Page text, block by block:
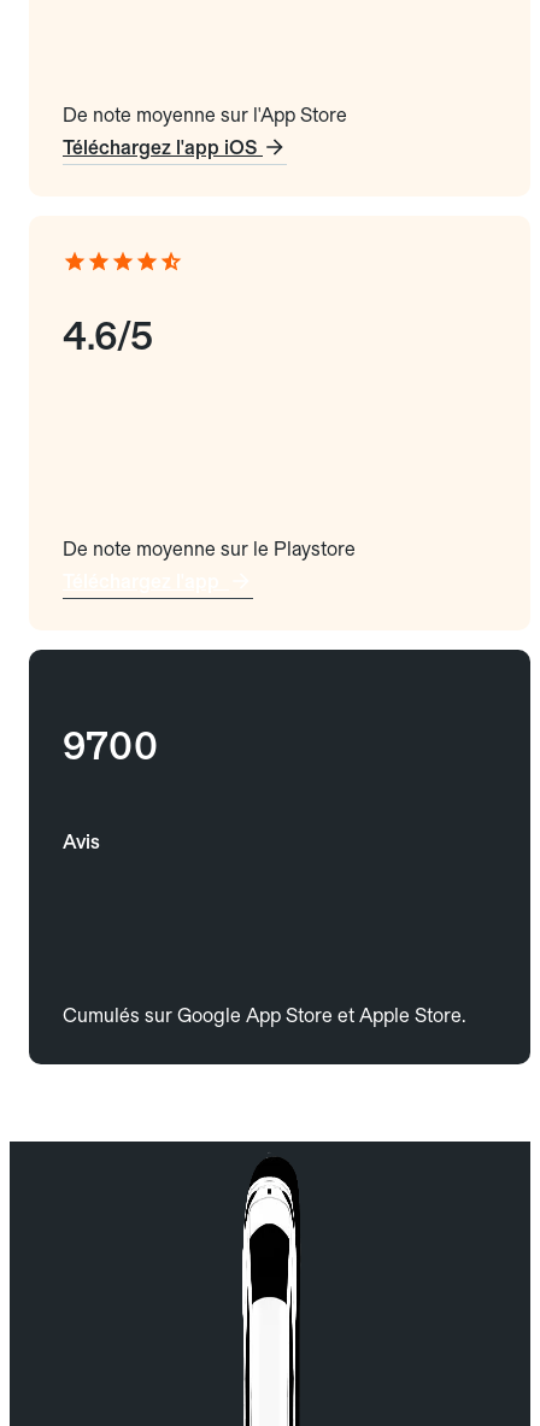
De note moyenne sur l'App Store
Téléchargez l'app iOS
4.6/5
De note moyenne sur le Playstore
9700
Avis
Cumulés sur Google App Store et Apple Store.